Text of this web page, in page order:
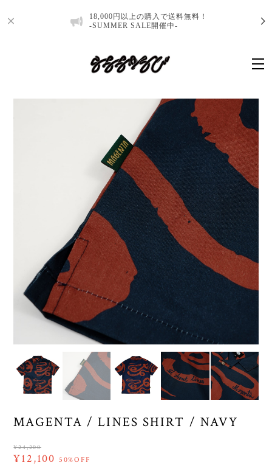
18,000円以上の購入で送料無料！
-SUMMER SALE開催中-
MAGENTA / LINES SHIRT / NAVY
¥24,200
¥12,100 50%OFF